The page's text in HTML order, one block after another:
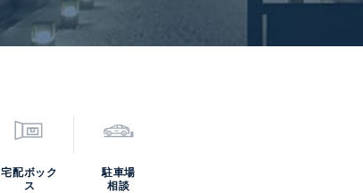
宅配ボック
ス
駐車場
相談